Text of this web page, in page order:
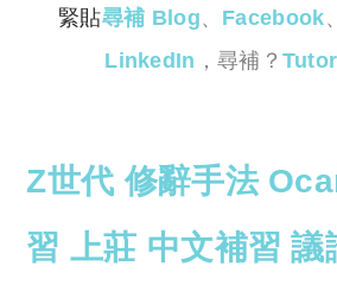
緊貼尋補 Blog、 Facebook、
LinkedIn ，尋補？
Z世代 修辭手法
習 上莊 中文補習 議